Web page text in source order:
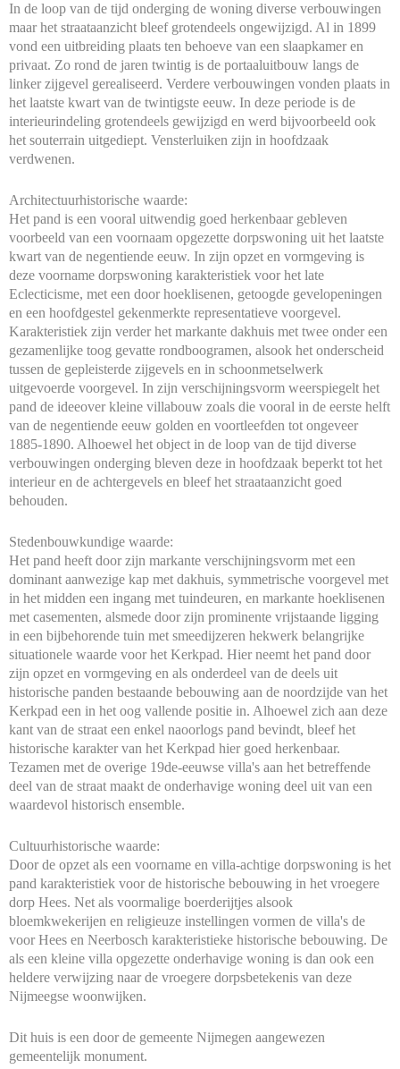
In de loop van de tijd onderging de woning diverse verbouwingen
maar het straataanzicht bleef grotendeels ongewijzigd. Al in 1899
vond een uitbreiding plaats ten behoeve van een slaapkamer en
privaat. Zo rond de jaren twintig is de portaaluitbouw langs de
linker zijgevel gerealiseerd. Verdere verbouwingen vonden plaats in
het laatste kwart van de twintigste eeuw. In deze periode is de
interieurindeling grotendeels gewijzigd en werd bijvoorbeeld ook
het souterrain uitgediept. Vensterluiken zijn in hoofdzaak
verdwenen.
Architectuurhistorische waarde:
Het pand is een vooral uitwendig goed herkenbaar gebleven
voorbeeld van een voornaam opgezette dorpswoning uit het laatste
kwart van de negentiende eeuw. In zijn opzet en vormgeving is
deze voorname dorpswoning karakteristiek voor het late
Eclecticisme, met een door hoeklisenen, getoogde gevelopeningen
en een hoofdgestel gekenmerkte representatieve voorgevel.
Karakteristiek zijn verder het markante dakhuis met twee onder een
gezamenlijke toog gevatte rondboogramen, alsook het onderscheid
tussen de gepleisterde zijgevels en in schoonmetselwerk
uitgevoerde voorgevel. In zijn verschijningsvorm weerspiegelt het
pand de ideeover kleine villabouw zoals die vooral in de eerste helft
van de negentiende eeuw golden en voortleefden tot ongeveer
1885-1890. Alhoewel het object in de loop van de tijd diverse
verbouwingen onderging bleven deze in hoofdzaak beperkt tot het
interieur en de achtergevels en bleef het straataanzicht goed
behouden.
Stedenbouwkundige waarde:
Het pand heeft door zijn markante verschijningsvorm met een
dominant aanwezige kap met dakhuis, symmetrische voorgevel met
in het midden een ingang met tuindeuren, en markante hoeklisenen
met casementen, alsmede door zijn prominente vrijstaande ligging
in een bijbehorende tuin met smeedijzeren hekwerk belangrijke
situationele waarde voor het Kerkpad. Hier neemt het pand door
zijn opzet en vormgeving en als onderdeel van de deels uit
historische panden bestaande bebouwing aan de noordzijde van het
Kerkpad een in het oog vallende positie in. Alhoewel zich aan deze
kant van de straat een enkel naoorlogs pand bevindt, bleef het
historische karakter van het Kerkpad hier goed herkenbaar.
Tezamen met de overige 19de-eeuwse villa's aan het betreffende
deel van de straat maakt de onderhavige woning deel uit van een
waardevol historisch ensemble.
Cultuurhistorische waarde:
Door de opzet als een voorname en villa-achtige dorpswoning is het
pand karakteristiek voor de historische bebouwing in het vroegere
dorp Hees. Net als voormalige boerderijtjes alsook
bloemkwekerijen en religieuze instellingen vormen de villa's de
voor Hees en Neerbosch karakteristieke historische bebouwing. De
als een kleine villa opgezette onderhavige woning is dan ook een
heldere verwijzing naar de vroegere dorpsbetekenis van deze
Nijmeegse woonwijken.
Dit huis is een door de gemeente Nijmegen aangewezen
gemeentelijk monument.